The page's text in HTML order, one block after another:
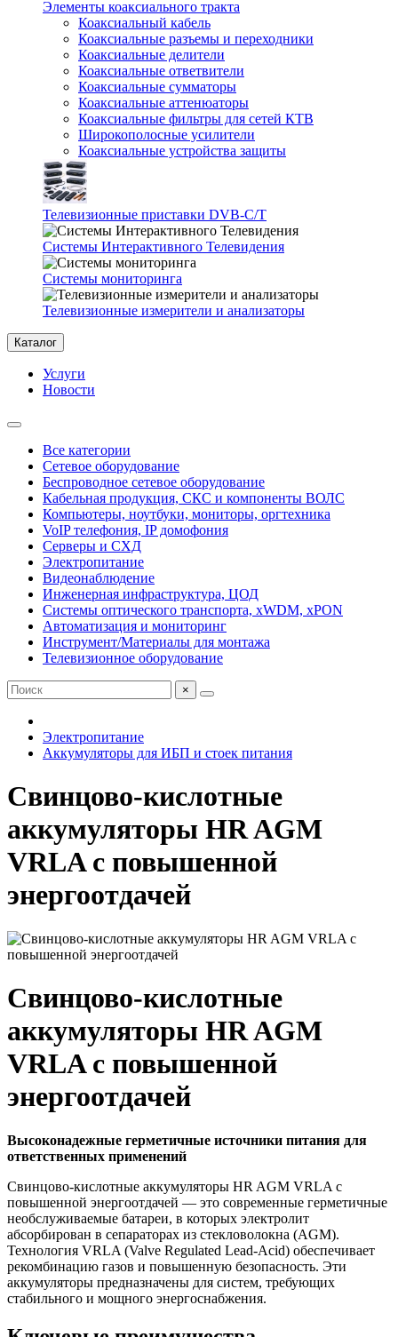
Элементы коаксиального тракта
Коаксиальный кабель
Коаксиальные разъемы и переходники
Коаксиальные делители
Коаксиальные ответвители
Коаксиальные сумматоры
Коаксиальные аттенюаторы
Коаксиальные фильтры для сетей КТВ
Широкополосные усилители
Коаксиальные устройства защиты
Телевизионные приставки DVB-C/T
Системы Интерактивного Телевидения
Системы мониторинга
Телевизионные измерители и анализаторы
Каталог
Услуги
Новости
Все категории
Сетевое оборудование
Беспроводное сетевое оборудование
Кабельная продукция, СКС и компоненты ВОЛС
Компьютеры, ноутбуки, мониторы, оргтехника
VoIP телефония, IP домофония
Серверы и СХД
Электропитание
Видеонаблюдение
Инженерная инфраструктура, ЦОД
Системы оптического транспорта, xWDM, xPON
Автоматизация и мониторинг
Инструмент/Материалы для монтажа
Телевизионное оборудование
×
Электропитание
Аккумуляторы для ИБП и стоек питания
Свинцово-кислотные
аккумуляторы HR AGM
VRLA с повышенной
энергоотдачей
Свинцово-кислотные
аккумуляторы HR AGM
VRLA с повышенной
энергоотдачей
Высоконадежные герметичные источники питания для
ответственных применений
Свинцово-кислотные аккумуляторы HR AGM VRLA с
повышенной энергоотдачей — это современные герметичные
необслуживаемые батареи, в которых электролит
абсорбирован в сепараторах из стекловолокна (AGM).
Технология VRLA (Valve Regulated Lead-Acid) обеспечивает
рекомбинацию газов и повышенную безопасность. Эти
аккумуляторы предназначены для систем, требующих
стабильного и мощного энергоснабжения.